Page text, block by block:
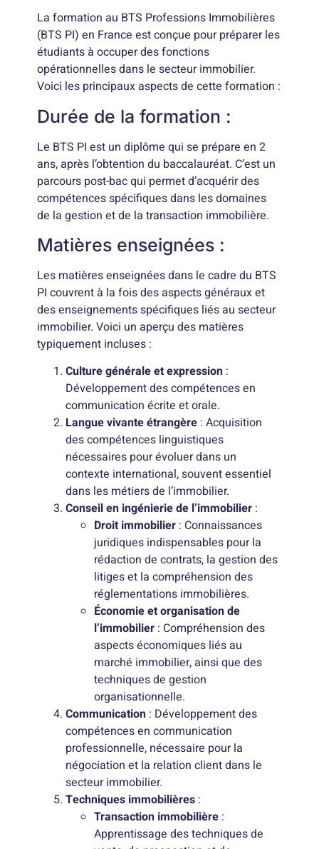
La formation au BTS Professions Immobilières
(BTS PI) en France est conçue pour préparer les
étudiants à occuper des fonctions
opérationnelles dans le secteur immobilier.
Voici les principaux aspects de cette formation :
Durée de la formation :
Le BTS PI est un diplôme qui se prépare en 2
ans, après l’obtention du baccalauréat. C’est un
parcours post-bac qui permet d’acquérir des
compétences spécifiques dans les domaines
de la gestion et de la transaction immobilière.
Matières enseignées :
Les matières enseignées dans le cadre du BTS
PI couvrent à la fois des aspects généraux et
des enseignements spécifiques liés au secteur
immobilier. Voici un aperçu des matières
typiquement incluses :
Culture générale et expression :
Développement des compétences en
communication écrite et orale.
Langue vivante étrangère : Acquisition
des compétences linguistiques
nécessaires pour évoluer dans un
contexte international, souvent essentiel
dans les métiers de l’immobilier.
Conseil en ingénierie de l’immobilier :
Droit immobilier : Connaissances
juridiques indispensables pour la
rédaction de contrats, la gestion des
litiges et la compréhension des
réglementations immobilières.
Économie et organisation de
l’immobilier : Compréhension des
aspects économiques liés au
marché immobilier, ainsi que des
techniques de gestion
organisationnelle.
Communication : Développement des
compétences en communication
professionnelle, nécessaire pour la
négociation et la relation client dans le
secteur immobilier.
Techniques immobilières :
Transaction immobilière :
Apprentissage des techniques de